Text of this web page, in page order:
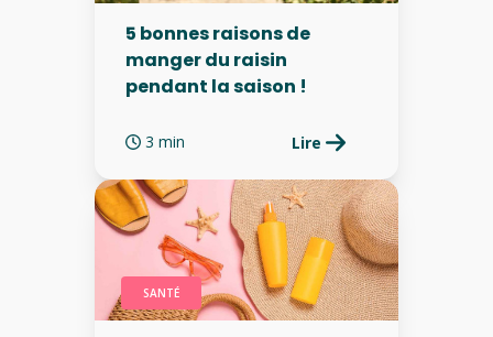
5 bonnes raisons de
manger du raisin
pendant la saison !
3 min Lire
SANTÉ